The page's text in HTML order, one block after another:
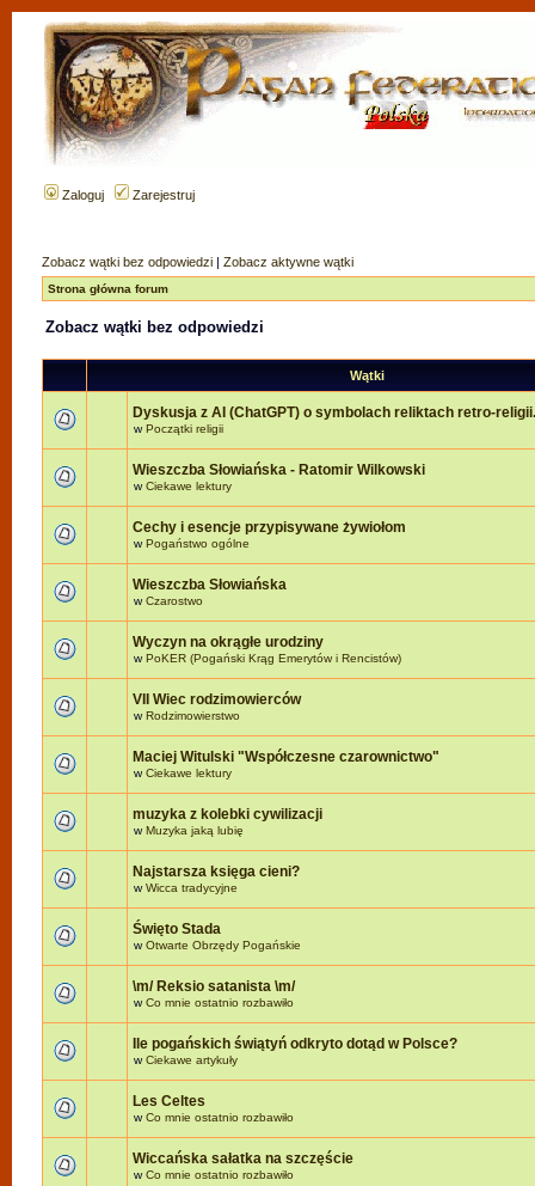
Zaloguj Zarejestruj
Zobacz wątki bez odpowiedzi | Zobacz aktywne wątki
Strona główna forum
Zobacz wątki bez odpowiedzi
Wątki
Dyskusja z AI (ChatGPT) o symbolach reliktach retro-religii.
wPoczątki religii
Wieszczba Słowiańska - Ratomir Wilkowski
wCiekawe lektury
Cechy i esencje przypisywane żywiołom
wPogaństwo ogólne
Wieszczba Słowiańska
wCzarostwo
Wyczyn na okrągłe urodziny
wPoKER (Pogański Krąg Emerytów i Rencistów)
VII Wiec rodzimowierców
wRodzimowierstwo
Maciej Witulski "Współczesne czarownictwo"
wCiekawe lektury
muzyka z kolebki cywilizacji
wMuzyka jaką lubię
Najstarsza księga cieni?
wWicca tradycyjne
Święto Stada
wOtwarte Obrzędy Pogańskie
\m/ Reksio satanista \m/
wCo mnie ostatnio rozbawiło
Ile pogańskich świątyń odkryto dotąd w Polsce?
wCiekawe artykuły
Les Celtes
wCo mnie ostatnio rozbawiło
Wiccańska sałatka na szczęście
wCo mnie ostatnio rozbawiło